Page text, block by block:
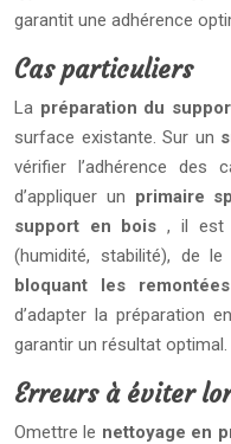
garantit une adhérence
Cas particuliers
La préparation du
surface existante. Sur un
vérifier l’adhérence des
d’appliquer un primaire
support en bois, il est
(humidité, stabilité), de
bloquant les
d’adapter la préparation
garantir un résultat optimal.
Erreurs à éviter
Omettre le nettoyage en